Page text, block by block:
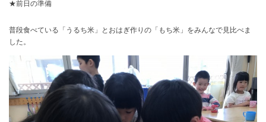
★前日の準備
普段食べている「うるち米」とおはぎ作りの「もち米」をみんなで見比べま
した。